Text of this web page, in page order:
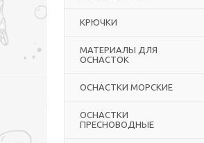
КРЮЧКИ
МАТЕРИАЛЫ ДЛЯ
ОСНАСТОК
ОСНАСТКИ МОРСКИЕ
ОСНАСТКИ
ПРЕСНОВОДНЫЕ